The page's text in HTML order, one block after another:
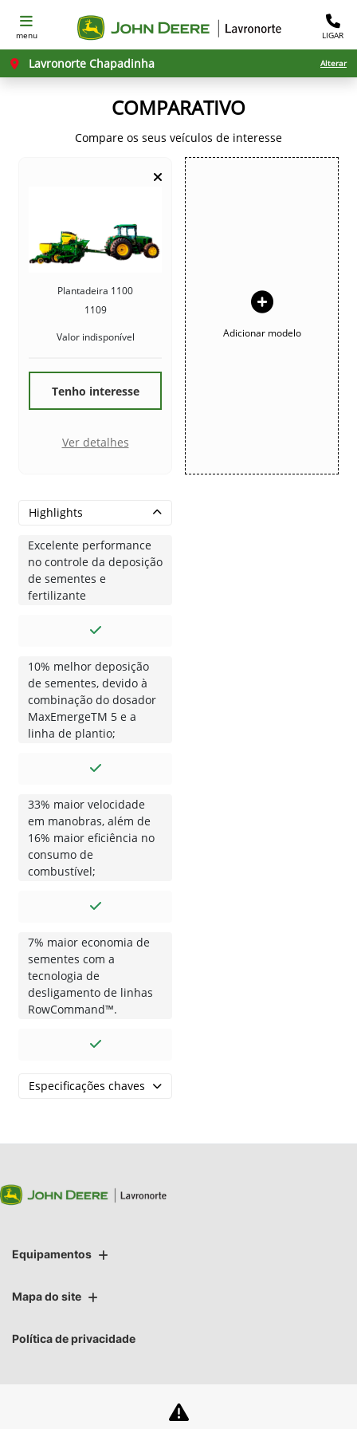
menu LIGAR
Lavronorte Chapadinha Alterar
COMPARATIVO
Compare os seus veículos de interesse
Plantadeira 1100
1109
Valor indisponível
Tenho interesse
Ver detalhes
Adicionar modelo
Highlights
Excelente performance
no controle da deposição
de sementes e
fertilizante
10% melhor deposição
de sementes, devido à
combinação do dosador
MaxEmergeTM 5 e a
linha de plantio;
33% maior velocidade
em manobras, além de
16% maior eficiência no
consumo de
combustível;
7% maior economia de
sementes com a
tecnologia de
desligamento de linhas
RowCommand™.
Especificações chaves
Equipamentos
Mapa do site
Política de privacidade